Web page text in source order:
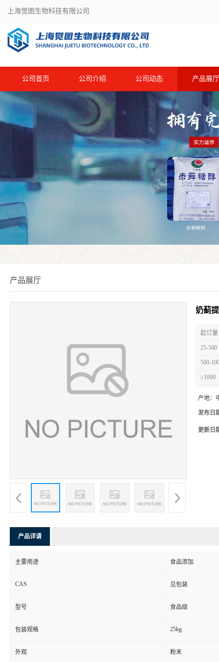
上海觉图生物科技有限公司
公司首页 公司介绍 公司动态 产品展厅
产品展厅
奶蓟
起订
25-500
500-
≥1000
产地：
发布日
更新日
产品详请
主要用途 食品添加
CAS 见包装
型号 食品级
包装规格 25kg
外观 粉末